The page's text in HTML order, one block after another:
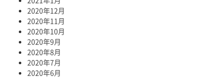
2020年12月
2020年11月
2020年10月
2020年9月
2020年8月
2020年7月
2020年6月